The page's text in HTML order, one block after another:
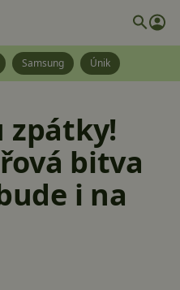
Samsung Únik
zpátky!
bitva
i na